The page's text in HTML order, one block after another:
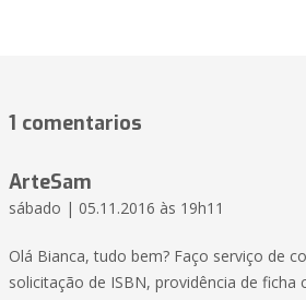
1 comentarios
ArteSam
sábado | 05.11.2016 às 19h11
Olá Bianca, tudo bem? Faço serviço de
solicitação de ISBN, providência de ficha